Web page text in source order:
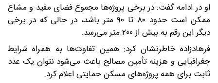
او در ادامه گفت: در برخی پروژه‌ها مجموع فضای مفید و مشاع
ممکن است حدود ۸۰ تا ۹۰ متر باشد، در حالی که در برخی
دیگر این رقم به بیش از ۲۰۰ متر می‌رسد.
فرهادزاده خاطرنشان کرد: همین تفاوت‌ها به همراه شرایط
جغرافیایی و هزینه تأمین مصالح باعث می‌شود نتوان یک عدد
ثابت برای همه پروژه‌های مسکن حمایتی اعلام کرد.